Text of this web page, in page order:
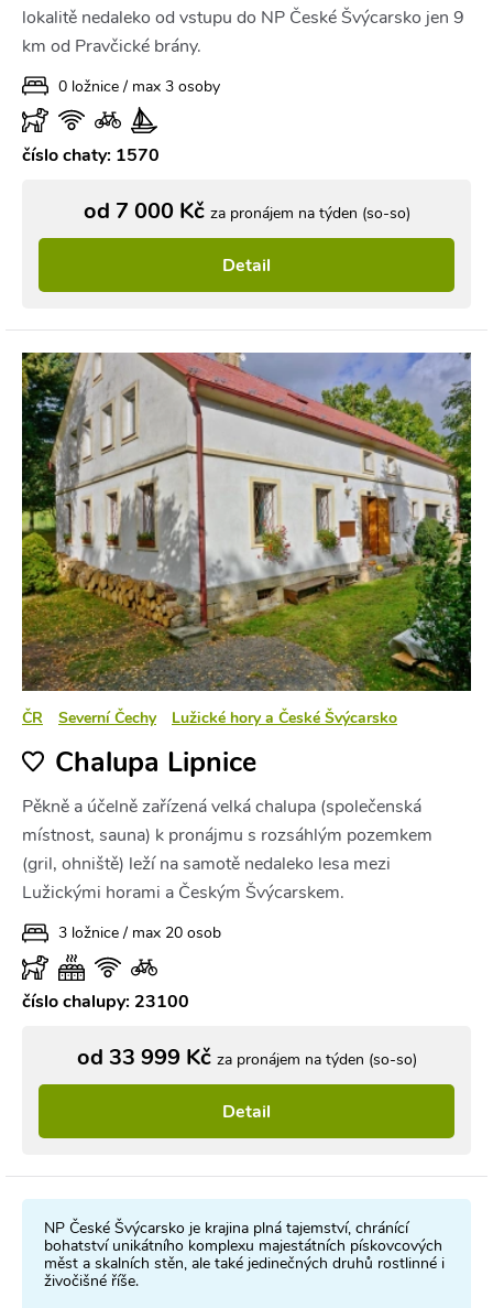
lokalitě nedaleko od vstupu do NP České Švýcarsko jen 9
km od Pravčické brány.
0 ložnice / max 3 osoby
číslo chaty: 1570
od 7 000 Kč za pronájem na týden (so-so)
Detail
ČR Severní Čechy Lužické hory a České Švýcarsko
Chalupa Lipnice
Pěkně a účelně zařízená velká chalupa (společenská
místnost, sauna) k pronájmu s rozsáhlým pozemkem
(gril, ohniště) leží na samotě nedaleko lesa mezi
Lužickými horami a Českým Švýcarskem.
3 ložnice / max 20 osob
číslo chalupy: 23100
od 33 999 Kč za pronájem na týden (so-so)
Detail
NP České Švýcarsko je krajina plná tajemství, chránící
bohatství unikátního komplexu majestátních pískovcových
měst a skalních stěn, ale také jedinečných druhů rostlinné i
živočišné říše.